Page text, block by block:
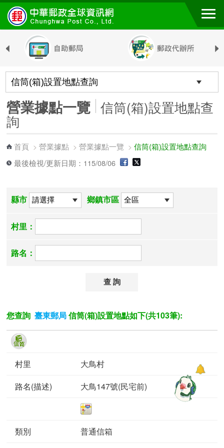
跳到主要內容區塊
營業據點一覽 信筒(箱)設置地點查
詢
首頁 >營業據點 >營業據點一覽 >信筒(箱)設置地點查詢
最後檢視/更新日期：115/08/06
縣市 鄉鎮市區
村里：
路名：
您查詢臺東郵局 信筒(箱)設置地點如下(共103筆):
大鳥村
大鳥147號(民宅前)
普通信箱